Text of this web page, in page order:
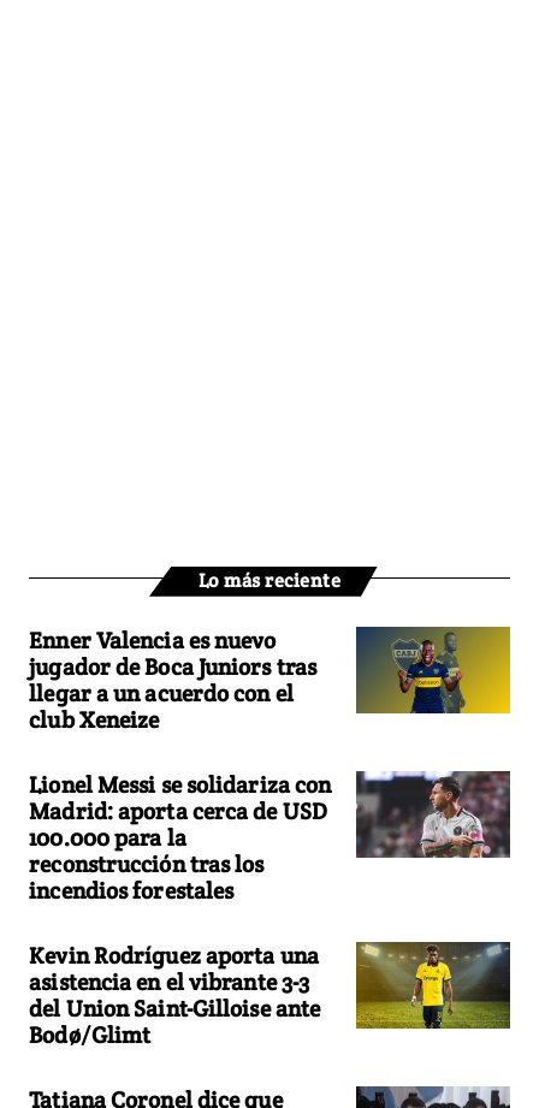
Lo más reciente
Enner Valencia es nuevo
jugador de Boca Juniors tras
llegar a un acuerdo con el
club Xeneize
Lionel Messi se solidariza con
Madrid: aporta cerca de USD
100.000 para la
reconstrucción tras los
incendios forestales
Kevin Rodríguez aporta una
asistencia en el vibrante 3-3
del Union Saint-Gilloise ante
Bodø/Glimt
Tatiana Coronel dice que